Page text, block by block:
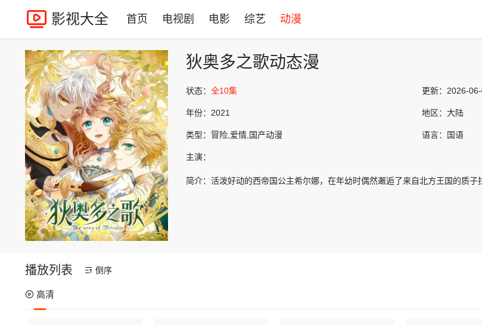
影视大全 首页 电视剧 电影 综艺 动漫
狄奥多之歌动态漫
状态： 全10集 更新： 2026-
年份： 2021 地区： 大陆
类型： 冒险,爱情,国产动漫 语言： 国语
主演：
简介： 活泼好动的西帝国公主希尔娜，在年幼时偶然邂逅了来自北方王国的质
播放列表 倒序
高清